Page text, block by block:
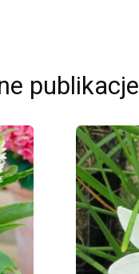
publikacje